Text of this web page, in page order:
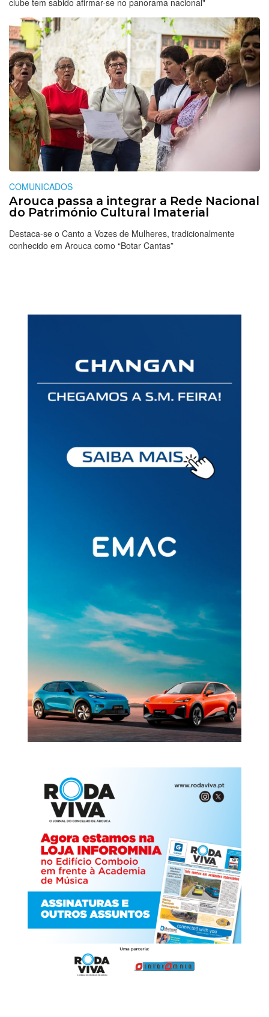
COMUNICADOS
Arouca passa a integrar a Rede Nacional
do Património Cultural Imaterial
Destaca-se o Canto a Vozes de Mulheres, tradicionalmente
conhecido em Arouca como “Botar Cantas”